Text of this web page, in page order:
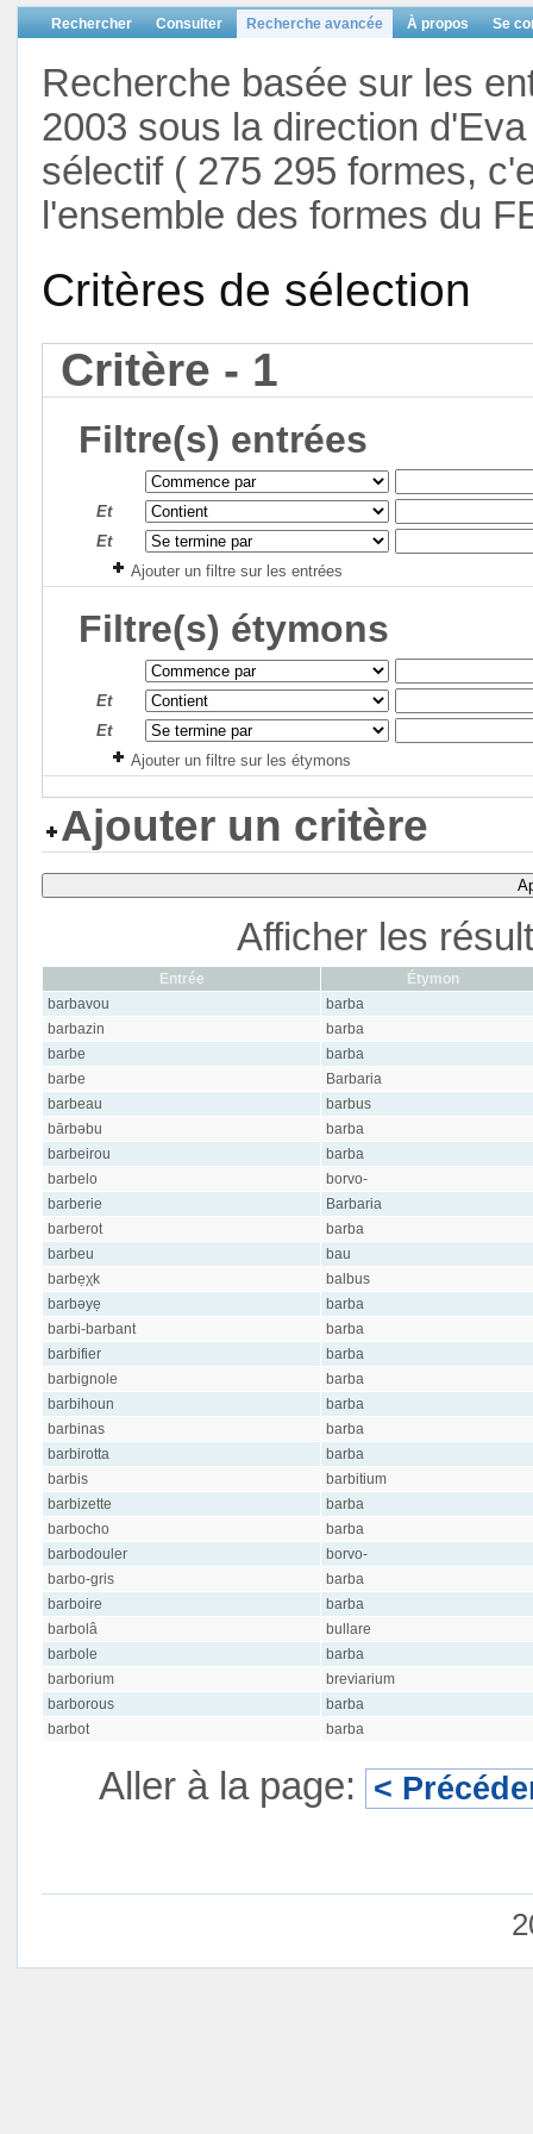
Rechercher Consulter Recherche avancée À propos Se
Recherche basée sur les
2003 sous la direction
sélectif ( 275 295 formes,
l'ensemble des formes du
Critères de sélection
Critère - 1
Filtre(s) entrées
Et
Et
Ajouter un filtre sur les entrées
Filtre(s) étymons
Et
Et
Ajouter un filtre sur les étymons
Ajouter un critère
Afficher les
Entrée
Étymon
barbavou
barba
barbazin
barba
barbe
barba
barbe
Barbaria
barbeau
barbus
bārbəbu
barba
barbeirou
barba
barbelo
borvo-
barberie
Barbaria
barberot
barba
barbeu
bau
barbẹχk
balbus
barbəyẹ
barba
barbi-barbant
barba
barbifier
barba
barbignole
barba
barbihoun
barba
barbinas
barba
barbirotta
barba
barbis
barbitium
barbizette
barba
barbocho
barba
barbodouler
borvo-
barbo-gris
barba
barboire
barba
barbolâ
bullare
barbole
barba
barborium
breviarium
barborous
barba
barbot
barba
Aller à la page: <